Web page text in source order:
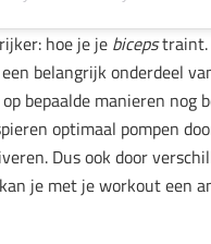
hoe je je bicepstraint.
belangrijk onderdeel
bepaalde manieren nog
optimaal pompen
Dus ook door
je met je workout een